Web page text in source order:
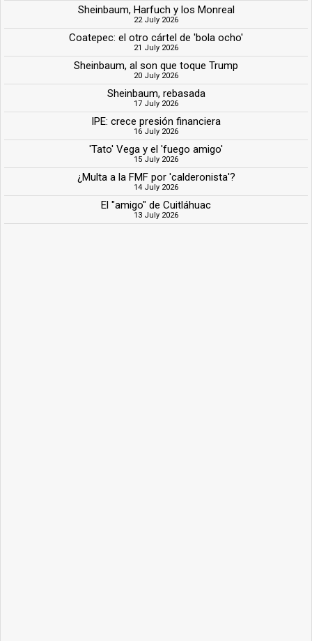
Sheinbaum, Harfuch y los Monreal
22 July 2026
Coatepec: el otro cártel de 'bola ocho'
21 July 2026
Sheinbaum, al son que toque Trump
20 July 2026
Sheinbaum, rebasada
17 July 2026
IPE: crece presión financiera
16 July 2026
'Tato' Vega y el 'fuego amigo'
15 July 2026
¿Multa a la FMF por 'calderonista'?
14 July 2026
El "amigo" de Cuitláhuac
13 July 2026